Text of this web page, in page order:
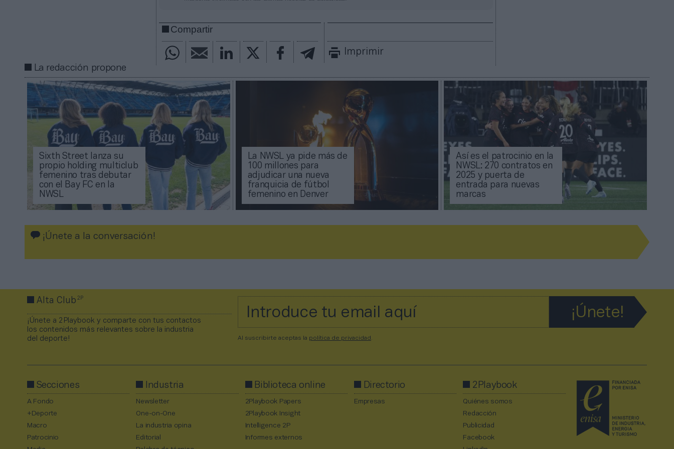
Compartir
Imprimir
La redacción propone
Sixth Street lanza su
propio holding multiclub
femenino tras debutar
con el Bay FC en la
NWSL
La NWSL ya pide más de
100 millones para
adjudicar una nueva
franquicia de fútbol
femenino en Denver
Así es el patrocinio en la
NWSL: 270 contratos en
2025 y puerta de
entrada para nuevas
marcas
¡Únete a la conversación!
Alta Club2P
¡Únete a 2Playbook y comparte con tus contactos
los contenidos más relevantes sobre la industria
del deporte!
Al suscribirte aceptas la política de privacidad
Secciones
A Fondo
+Deporte
Macro
Patrocinio
Industria
Newsletter
One-on-One
La industria opina
Editorial
Biblioteca online
2Playbook Papers
2Playbook Insight
Intelligence 2P
Informes externos
Directorio
Empresas
2Playbook
Quiénes somos
Redacción
Publicidad
Facebook